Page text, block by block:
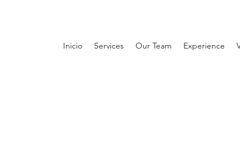
Inicio Services Our Team Experience